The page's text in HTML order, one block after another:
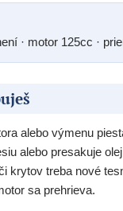
· motor 125cc ·
alebo výmenu
alebo presakuje
krytov treba nové
sa prehrieva.